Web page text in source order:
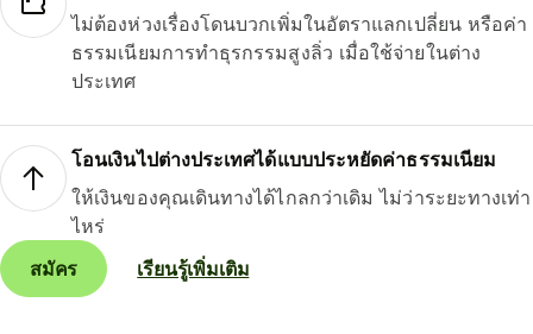
ไม่ต้องห่วงเรื่องโดนบวกเพิ่มในอัตราแลกเปลี่ยน หรือค่า
ธรรมเนียมการทำธุรกรรมสูงลิ่ว เมื่อใช้จ่ายในต่าง
ประเทศ
โอนเงินไปต่างประเทศได้แบบประหยัดค่าธรรมเนียม
ให้เงินของคุณเดินทางได้ไกลกว่าเดิม ไม่ว่าระยะทางเท่า
ไหร่
สมัคร
เรียนรู้เพิ่มเติม